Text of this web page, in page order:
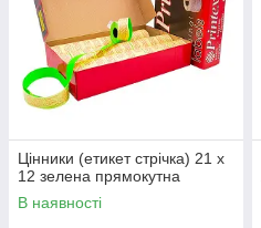
на
37 x 28
Прямокут
Цінники (етикет стрічка) 21 x
12 зелена прямокутна
В наявності